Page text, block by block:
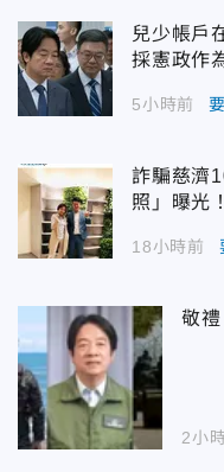
兒少帳戶
採憲政作
5小時前
詐騙慈濟
照」曝光
18小時前
敬
2小